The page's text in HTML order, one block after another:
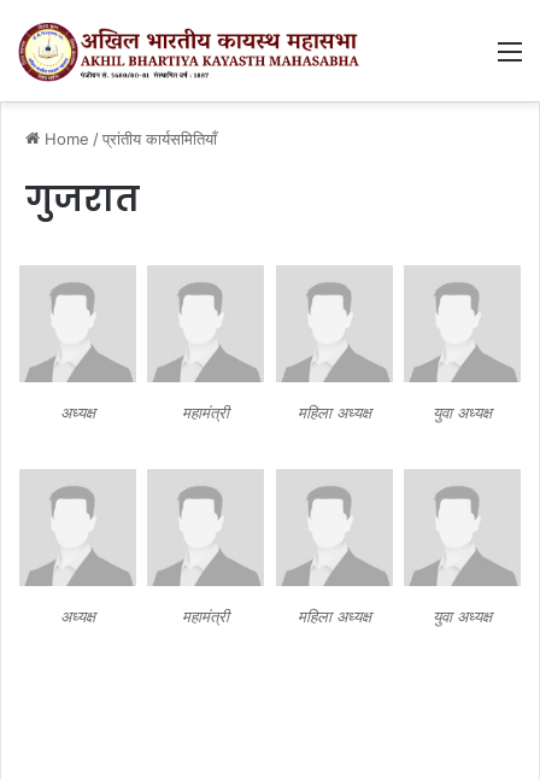
Home /प्रांतीय कार्यसमितियाँ
गुजरात
अध्यक्ष महामंत्री महिला अध्यक्ष युवा अध्यक्ष
अध्यक्ष महामंत्री महिला अध्यक्ष युवा अध्यक्ष